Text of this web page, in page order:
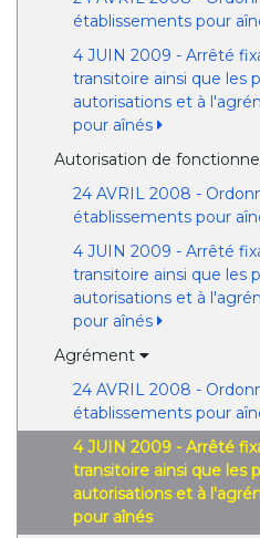
établissements pour
4 JUIN 2009 - Arrêté
transitoire ainsi que les
autorisations et à
pour aînés
Autorisation de
24 AVRIL 2008 -
établissements pour
4 JUIN 2009 - Arrêté
transitoire ainsi que les
autorisations et à
pour aînés
Agrément
24 AVRIL 2008 -
établissements pour
4 JUIN 2009 - Arrêté
transitoire ainsi que les
autorisations et à
pour aînés